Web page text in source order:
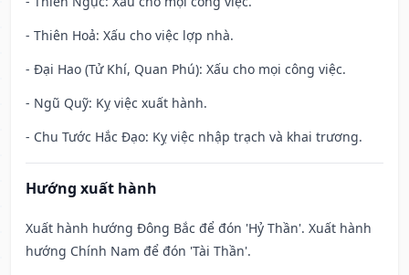
- Thiên Hoả: Xấu cho việc lợp nhà.
- Đại Hao (Tử Khí, Quan Phú): Xấu cho mọi công việc.
- Ngũ Quỹ: Kỵ việc xuất hành.
- Chu Tước Hắc Đạo: Kỵ việc nhập trạch và khai trương.
Hướng xuất hành
Xuất hành hướng Đông Bắc để đón 'Hỷ Thần'. Xuất hành
hướng Chính Nam để đón 'Tài Thần'.